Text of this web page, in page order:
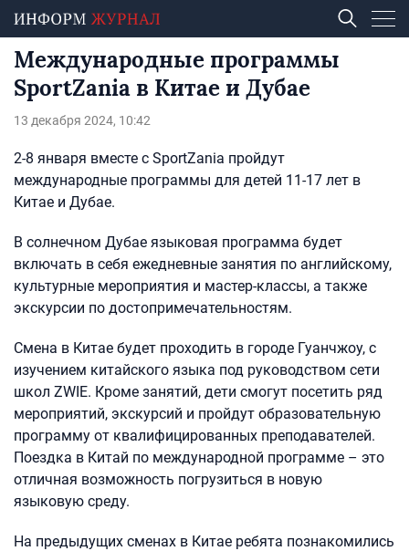
Международные программы
SportZania в Китае и Дубае
13 декабря 2024, 10:42
2-8 января вместе с SportZania пройдут
международные программы для детей 11-17 лет в
Китае и Дубае.
В солнечном Дубае языковая программа будет
включать в себя ежедневные занятия по английскому,
культурные мероприятия и мастер-классы, а также
экскурсии по достопримечательностям.
Смена в Китае будет проходить в городе Гуанчжоу, с
изучением китайского языка под руководством сети
школ ZWIE. Кроме занятий, дети смогут посетить ряд
мероприятий, экскурсий и пройдут образовательную
программу от квалифицированных преподавателей.
Поездка в Китай по международной программе – это
отличная возможность погрузиться в новую
языковую среду.
На предыдущих сменах в Китае ребята познакомились